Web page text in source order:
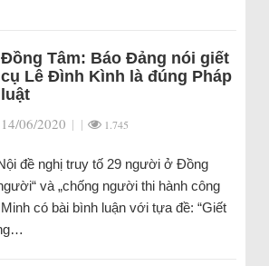
Đồng Tâm: Báo Đảng nói giết
cụ Lê Đình Kình là đúng Pháp
luật
14/06/2020 | | 1.745
đề nghị truy tố 29 người ở Đồng
và „chống người thi hành công
có bài bình luận với tựa đề: “Giết